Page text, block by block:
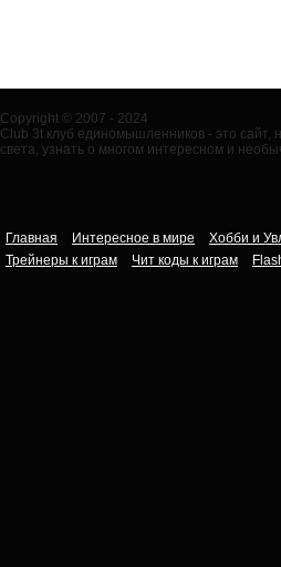
Copyright © 2007 - 2024
Club 3t клуб единомышленников - это
света, узнать о многом интересном и
Главная Интересное в мире Хобби и
Трейнеры к играм
Чит коды к играм